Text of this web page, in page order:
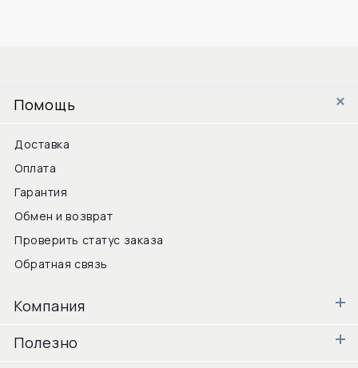
Помощь
Доставка
Оплата
Гарантия
Обмен и возврат
Проверить статус заказа
Обратная связь
Компания
Полезно